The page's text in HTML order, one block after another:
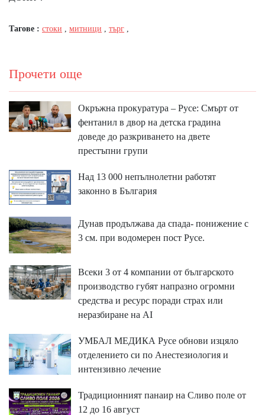
Тагове : стоки , митници , търг ,
Прочети още
Окръжна прокуратура – Русе: Смърт от
фентанил в двор на детска градина
доведе до разкриването на двете
престъпни групи
Над 13 000 непълнолетни работят
законно в България
Дунав продължава да спада- понижение с
3 см. при водомерен пост Русе.
Всеки 3 от 4 компании от българското
производство губят напразно огромни
средства и ресурс поради страх или
неразбиране на AI
УМБАЛ МЕДИКА Русе обнови изцяло
отделението си по Анестезиология и
интензивно лечение
Традиционният панаир на Сливо поле от
12 до 16 август